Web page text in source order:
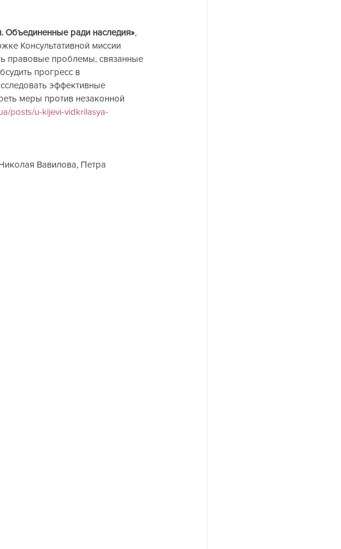
Объединенные ради наследия»,
Консультативной миссии
правовые проблемы, связанные
прогресс в
эффективные
меры против незаконной
posts/u-kijevi-vidkrilasya-
Вавилова, Петра